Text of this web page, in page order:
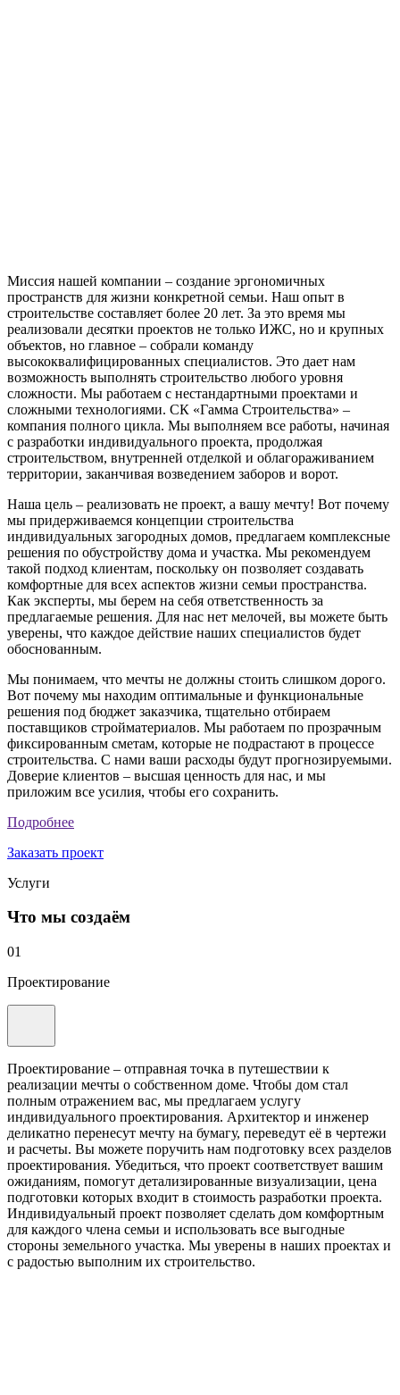
Миссия нашей компании – создание эргономичных
пространств для жизни конкретной семьи. Наш опыт в
строительстве составляет более 20 лет. За это время мы
реализовали десятки проектов не только ИЖС, но и крупных
объектов, но главное – собрали команду
высококвалифицированных специалистов. Это дает нам
возможность выполнять строительство любого уровня
сложности. Мы работаем с нестандартными проектами и
сложными технологиями. СК «Гамма Строительства» –
компания полного цикла. Мы выполняем все работы, начиная
с разработки индивидуального проекта, продолжая
строительством, внутренней отделкой и облагораживанием
территории, заканчивая возведением заборов и ворот.
Наша цель – реализовать не проект, а вашу мечту! Вот почему
мы придерживаемся концепции строительства
индивидуальных загородных домов, предлагаем комплексные
решения по обустройству дома и участка. Мы рекомендуем
такой подход клиентам, поскольку он позволяет создавать
комфортные для всех аспектов жизни семьи пространства.
Как эксперты, мы берем на себя ответственность за
предлагаемые решения. Для нас нет мелочей, вы можете быть
уверены, что каждое действие наших специалистов будет
обоснованным.
Мы понимаем, что мечты не должны стоить слишком дорого.
Вот почему мы находим оптимальные и функциональные
решения под бюджет заказчика, тщательно отбираем
поставщиков стройматериалов. Мы работаем по прозрачным
фиксированным сметам, которые не подрастают в процессе
строительства. С нами ваши расходы будут прогнозируемыми.
Доверие клиентов – высшая ценность для нас, и мы
приложим все усилия, чтобы его сохранить.
Подробнее
Заказать проект
Услуги
Что мы создаём
01
Проектирование
Проектирование – отправная точка в путешествии к
реализации мечты о собственном доме. Чтобы дом стал
полным отражением вас, мы предлагаем услугу
индивидуального проектирования. Архитектор и инженер
деликатно перенесут мечту на бумагу, переведут её в чертежи
и расчеты. Вы можете поручить нам подготовку всех разделов
проектирования. Убедиться, что проект соответствует вашим
ожиданиям, помогут детализированные визуализации, цена
подготовки которых входит в стоимость разработки проекта.
Индивидуальный проект позволяет сделать дом комфортным
для каждого члена семьи и использовать все выгодные
стороны земельного участка. Мы уверены в наших проектах и
с радостью выполним их строительство.